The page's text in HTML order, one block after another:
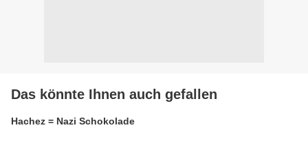
Das könnte Ihnen auch gefallen
Hachez = Nazi Schokolade